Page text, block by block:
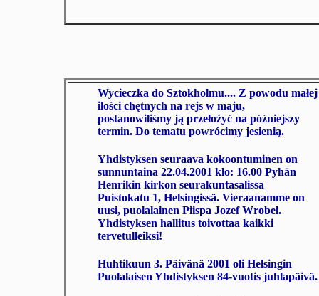
Wycieczka do Sztokholmu.... Z powodu małej
ilości chętnych na rejs w maju,
postanowiliśmy ją przełożyć na późniejszy
termin. Do tematu powrócimy jesienią.
Yhdistyksen seuraava kokoontuminen on
sunnuntaina 22.04.2001 klo: 16.00 Pyhän
Henrikin kirkon seurakuntasalissa
Puistokatu 1, Helsingissä. Vieraanamme on
uusi, puolalainen Piispa Jozef Wrobel.
Yhdistyksen hallitus toivottaa kaikki
tervetulleiksi!
Huhtikuun 3. Päivänä 2001 oli Helsingin
Puolalaisen Yhdistyksen 84-vuotis juhlapäivä.